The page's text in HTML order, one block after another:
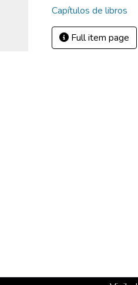
Capítulos de libros
Full item page